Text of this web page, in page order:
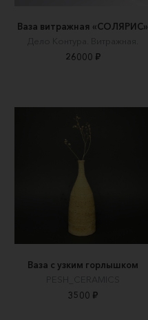
Ваза витражная «СОЛЯРИС»
Дело Контура. Витражная.
26000 ₽
Ваза с узким горлышком
PESH_CERAMICS
3500 ₽